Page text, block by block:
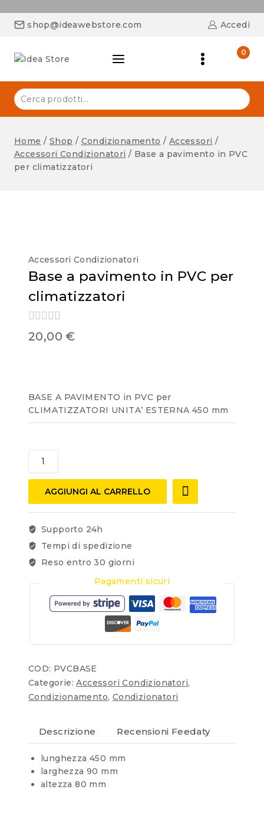
shop@ideawebstore.com Accedi
0
Home / Shop / Condizionamento / Accessori /
Accessori Condizionatori / Base a pavimento in PVC
per climatizzatori
Accessori Condizionatori
Base a pavimento in PVC per
climatizzatori
0
out
20,00 €
BASE A PAVIMENTO in PVC per
CLIMATIZZATORI UNITA’ ESTERNA 450 mm
AGGIUNGI AL CARRELLO
Supporto 24h
Tempi di spedizione
Reso entro 30 giorni
Pagamenti sicuri
COD: PVCBASE
Categorie:Accessori Condizionatori,
Condizionamento, Condizionatori
Descrizione Recensioni Feedaty
lunghezza 450 mm
larghezza 90 mm
altezza 80 mm